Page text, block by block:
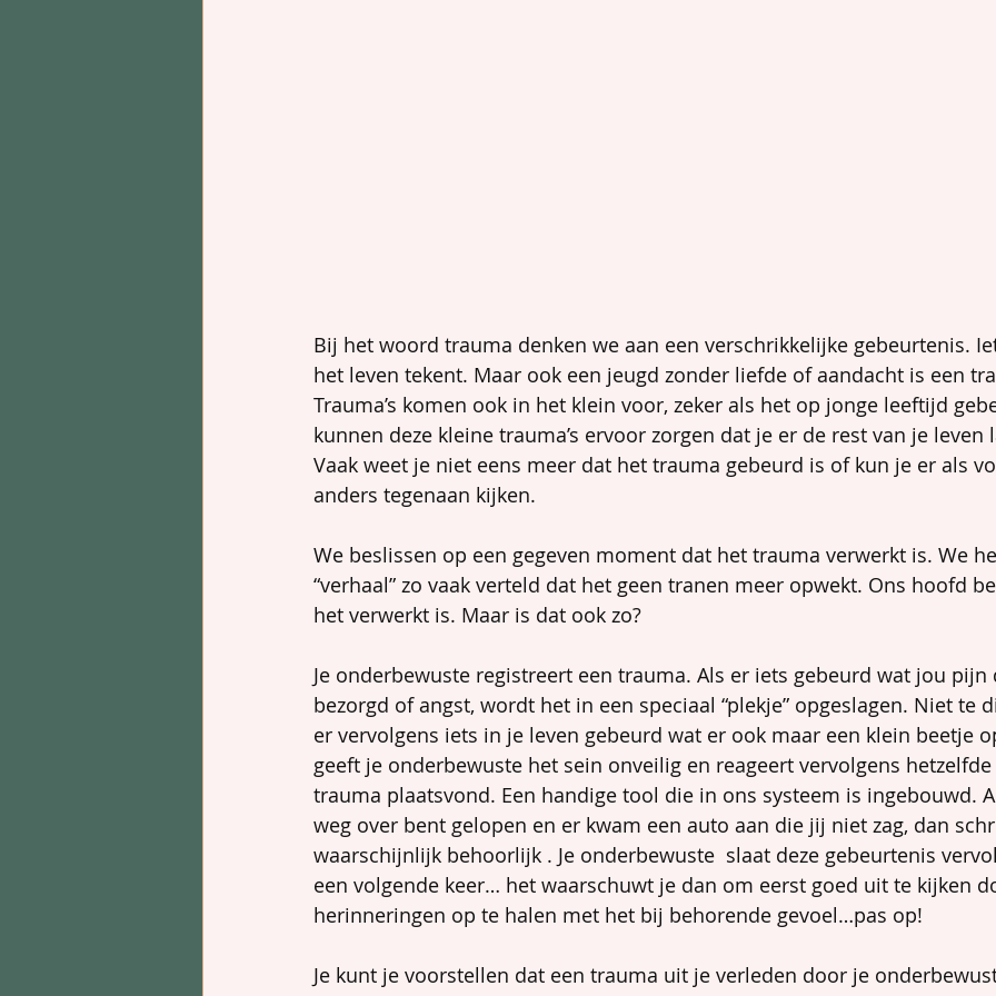
Bij het woord trauma denken we aan een verschrikkelijke gebeurtenis.
het leven tekent. Maar ook een jeugd zonder liefde of aandacht is een
Trauma’s komen ook in het klein voor, zeker als het op jonge leeftijd
kunnen deze kleine trauma’s ervoor zorgen dat je er de rest van je
Vaak weet je niet eens meer dat het trauma gebeurd is of kun je er als
anders tegenaan kijken.
We beslissen op een gegeven moment dat het trauma verwerkt is. We
“verhaal” zo vaak verteld dat het geen tranen meer opwekt. Ons hoofd
het verwerkt is. Maar is dat ook zo?
Je onderbewuste registreert een trauma. Als er iets gebeurd wat jou
bezorgd of angst, wordt het in een speciaal “plekje” opgeslagen. Niet te
er vervolgens iets in je leven gebeurd wat er ook maar een klein beetje
geeft je onderbewuste het sein onveilig en reageert vervolgens
trauma plaatsvond. Een handige tool die in ons systeem is ingebouwd.
weg over bent gelopen en er kwam een auto aan die jij niet zag, dan
waarschijnlijk behoorlijk . Je onderbewuste  slaat deze gebeurtenis
een volgende keer… het waarschuwt je dan om eerst goed uit te kijken
herinneringen op te halen met het bij behorende gevoel…pas op!
Je kunt je voorstellen dat een trauma uit je verleden door je